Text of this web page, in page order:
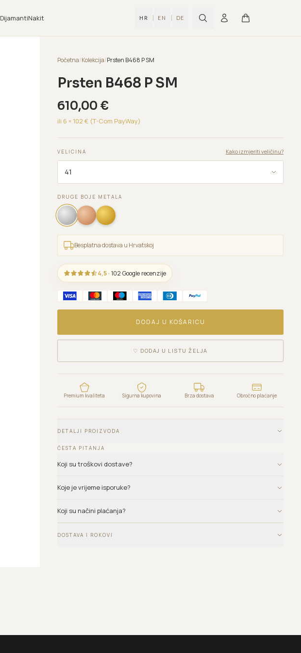
DijamantiNakit HR | EN | DE
Početna/Kolekcija/Prsten B468 P SM
Prsten B468 P SM
610,00 €
ili 6 × 102 € (T-Com PayWay)
VELICINA Kako izmjeriti veličinu?
DRUGE BOJE METALA
Besplatna dostava u Hrvatskoj
4,5 · 102 Google recenzije
DODAJ U KOŠARICU
♡ DODAJ U LISTU ŽELJA
Premium kvaliteta Sigurna kupovina Brza dostava Obročno plaćanje
DETALJI PROIZVODA
ČESTA PITANJA
Koji su troškovi dostave?
Koje je vrijeme isporuke?
Koji su načini plaćanja?
DOSTAVA I ROKOVI